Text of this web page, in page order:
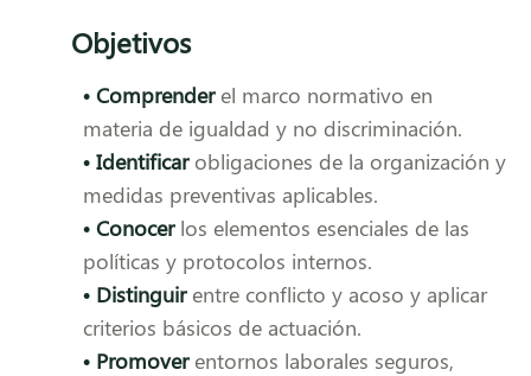
Objetivos
• Comprenderel marco normativo en
materia de igualdad y no discriminación.
• Identificarobligaciones de la organización y
medidas preventivas aplicables.
• Conocer los elementos esenciales de las
políticas y protocolos internos.
• Distinguirentre conflicto y acoso y aplicar
criterios básicos de actuación.
• Promoverentornos laborales seguros,